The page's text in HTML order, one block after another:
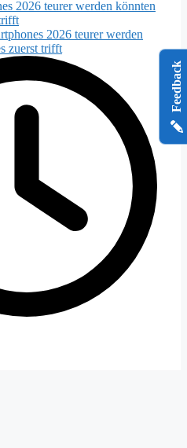
2026 teurer werden
zuerst trifft
Feedback